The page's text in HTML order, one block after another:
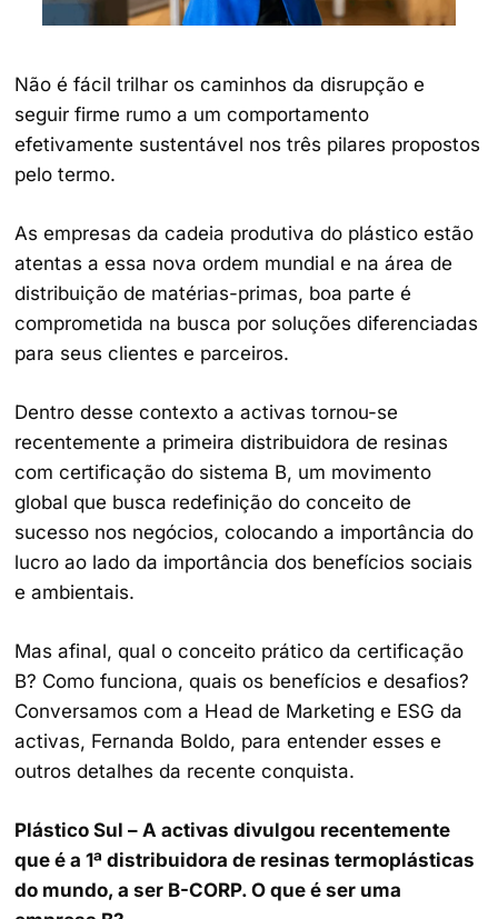
Não é fácil trilhar os caminhos da disrupção e
seguir firme rumo a um comportamento
efetivamente sustentável nos três pilares propostos
pelo termo.
As empresas da cadeia produtiva do plástico estão
atentas a essa nova ordem mundial e na área de
distribuição de matérias-primas, boa parte é
comprometida na busca por soluções diferenciadas
para seus clientes e parceiros.
Dentro desse contexto a activas tornou-se
recentemente a primeira distribuidora de resinas
com certificação do sistema B, um movimento
global que busca redefinição do conceito de
sucesso nos negócios, colocando a importância do
lucro ao lado da importância dos benefícios sociais
e ambientais.
Mas afinal, qual o conceito prático da certificação
B? Como funciona, quais os benefícios e desafios?
Conversamos com a Head de Marketing e ESG da
activas, Fernanda Boldo, para entender esses e
outros detalhes da recente conquista.
Plástico Sul – A activas divulgou recentemente
que é a 1ª distribuidora de resinas termoplásticas
do mundo, a ser B-CORP. O que é ser uma